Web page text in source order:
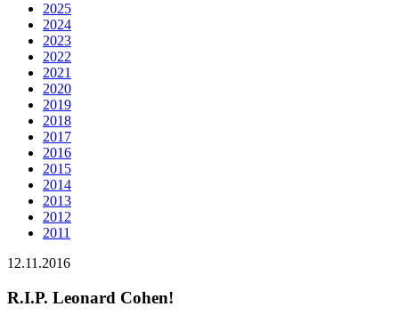
2025
2024
2023
2022
2021
2020
2019
2018
2017
2016
2015
2014
2013
2012
2011
12.11.2016
R.I.P. Leonard Cohen!